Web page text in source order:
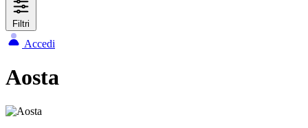
Filtri
Accedi
Aosta